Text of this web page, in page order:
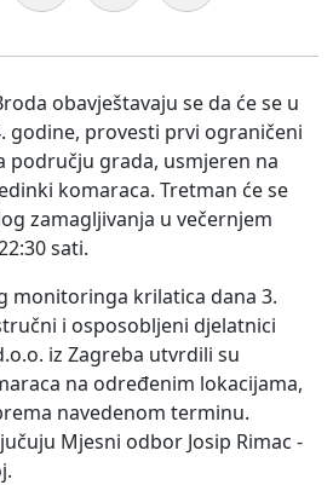
obavještavaju se da će se u
godine, provesti prvi ograničeni
grada, usmjeren na
komaraca. Tretman će se
zamagljivanja u večernjem
sati.
monitoringa krilatica dana 3.
i osposobljeni djelatnici
iz Zagreba utvrdili su
na određenim lokacijama,
navedenom terminu.
Mjesni odbor Josip Rimac -